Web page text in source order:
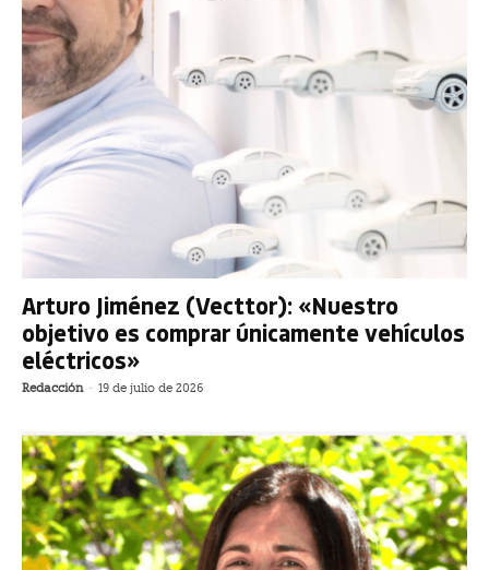
Arturo Jiménez (Vecttor): «Nuestro
objetivo es comprar únicamente vehículos
eléctricos»
Redacción - 19 de julio de 2026